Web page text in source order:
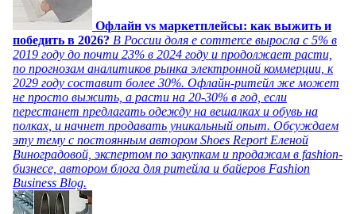
Офлайн vs маркетплейсы: как выжить и
победить в 2026? В России доля e commerce выросла с 5% в
2019 году до почти 23% в 2024 году и продолжает расти,
по прогнозам аналитиков рынка электронной коммерции, к
2029 году составит более 30%. Офлайн-ритейл же может
не просто выжить, а расти на 20-30% в год, если
перестанет предлагать одежду на вешалках и обувь на
полках, и начнет продавать уникальный опыт. Обсуждаем
эту тему с постоянным автором Shoes Report Еленой
Виноградовой, экспертом по закупкам и продажам в fashion-
бизнесе, автором блога для ритейла и байеров Fashion
Business Blog.